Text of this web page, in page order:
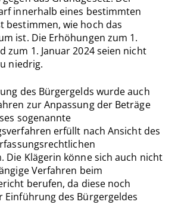
innerhalb eines bestimmten
bestimmen, wie hoch das
ist. Die Erhöhungen zum 1.
zum 1. Januar 2024 seien nicht
niedrig.
des Bürgergelds wurde auch
zur Anpassung der Beträge
sogenannte
erfüllt nach Ansicht des
Die Klägerin könne sich auch nicht
Verfahren beim
berufen, da diese noch
Einführung des Bürgergeldes